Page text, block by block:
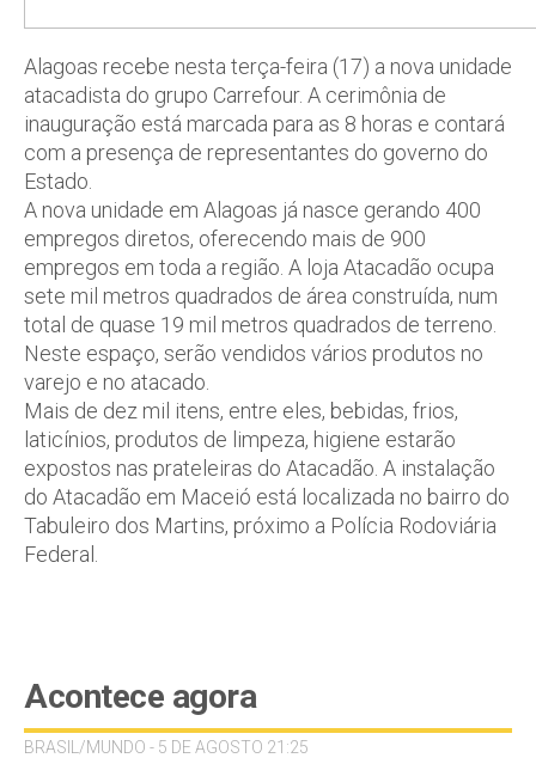
Alagoas recebe nesta terça-feira (17) a nova unidade
atacadista do grupo Carrefour. A cerimônia de
inauguração está marcada para as 8 horas e contará
com a presença de representantes do governo do
Estado.
A nova unidade em Alagoas já nasce gerando 400
empregos diretos, oferecendo mais de 900
empregos em toda a região. A loja Atacadão ocupa
sete mil metros quadrados de área construída, num
total de quase 19 mil metros quadrados de terreno.
Neste espaço, serão vendidos vários produtos no
varejo e no atacado.
Mais de dez mil itens, entre eles, bebidas, frios,
laticínios, produtos de limpeza, higiene estarão
expostos nas prateleiras do Atacadão. A instalação
do Atacadão em Maceió está localizada no bairro do
Tabuleiro dos Martins, próximo a Polícia Rodoviária
Federal.
Acontece agora
BRASIL/MUNDO - 5 DE AGOSTO 21:25